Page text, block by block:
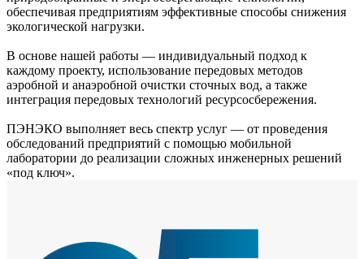
обеспечивая предприятиям эффективные способы снижения
экологической нагрузки.
В основе нашей работы — индивидуальный подход к
каждому проекту, использование передовых методов
аэробной и анаэробной очистки сточных вод, а также
интеграция передовых технологий ресурсосбережения.
ПЭНЭКО выполняет весь спектр услуг — от проведения
обследований предприятий с помощью мобильной
лаборатории до реализации сложных инженерных решений
«под ключ».